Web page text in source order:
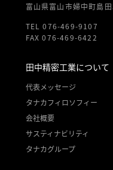
富山県富山市婦中町島
TEL 076-469-9107
FAX 076-469-6422
田中精密工業について
代表メッセージ
タナカフィロソフィー
会社概要
サスティナビリティ
タナカグループ